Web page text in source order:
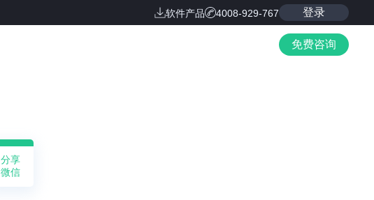
软件产品 4008-929-767 登录
免费咨询
分享
微信